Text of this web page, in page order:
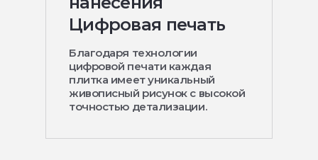
Цифровая печать
Благодаря технологии
цифровой печати каждая
плитка имеет уникальный
живописный рисунок с высокой
точностью детализации.